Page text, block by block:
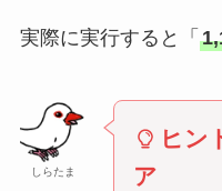
実際に実行すると「
しらたま
ヒン
ア